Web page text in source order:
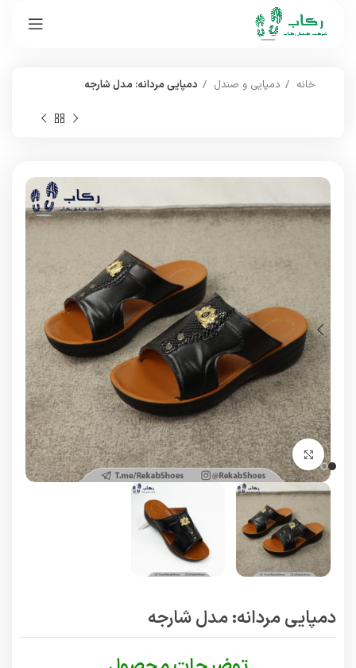
خانه دمپایی و صندل دمپایی مردانه: مدل شارجه
برای بزرگنمایی کلیک کنید
دمپایی مردانه: مدل شارجه